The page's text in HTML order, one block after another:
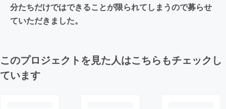
分たちだけではできることが限られてしまうので募らせ
ていただきました。
このプロジェクトを見た人はこちらもチェックし
ています